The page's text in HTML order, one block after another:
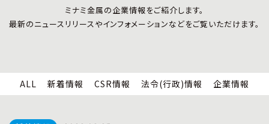
CSR情報
企業情報
全国事業所紹介
リサイクルサービス
小型家電リサイクル法
全国の回収対応
ミナミ金属の企業情報をご紹介します。
最新のニュースリリースやインフォメーションなどをご覧いただけます。
ALL 新着情報 CSR情報 法令(行政)情報 企業情報